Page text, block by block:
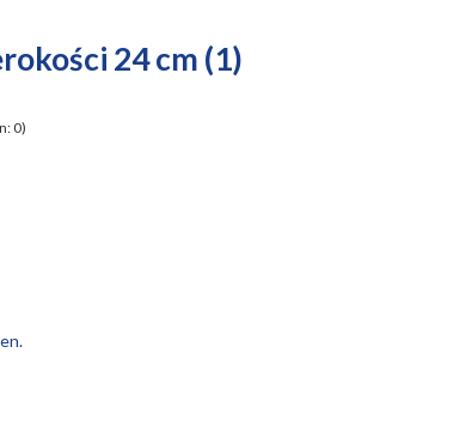
24 cm (1)
0)